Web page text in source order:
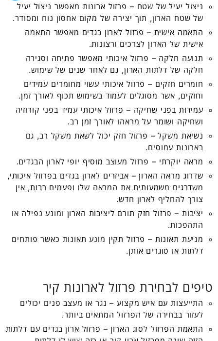
ניצול יעיל של שטח – פרזול ארונות מאפשר ניצול יעיל
של שטח הארון, תוך יצירה של מקום אחסון נוח ומסודר.
התאמה אישית – פרזול לארון בגדים מאפשר התאמה
אישית של הארון לצרכים ורצונות.
תנועה חלקה – פרזול איכותי מאפשר פתיחה וסגירה
חלקה של דלתות הארון, גם לאחר שנים של שימוש.
חומרים חזקים – פרזול איכותי עשוי מחומרים עמידים
וחזקים, אשר מסוגלים לעמוד בשימוש תכוף לאורך זמן.
עמידות בפני שחיקה – פרזול איכותי עמיד בפני קורוזיה
ושחיקה ושומר על מראהו לאורך זמן רב.
נשיאת משקל – פרזול חזק יכול לשאת משקל רב, גם
בארונות עמוסים.
מראה יוקרתי – פרזול מעוצב מוסיף יופי לארון הבגדים.
שדרוג מראה הארון – אביזרים לארון בגדים בפרזול איכותי,
משדרגים משמעותית את המראה שלו ופעמים רבות, אין
צורך להחליף לארון חדש.
יציבות – פרזול חזק תורם ליציבות הארון ומונע נפילה או
התהפכות.
מניעת תאונות – פרזול תקין מונע תאונות כאשר פותחים
דלתות או סוגרים אותן.
טיפים לבחירת פרזול לארונות קיר
התייעצות עם איש מקצוע – נגר או מעצב פנים יכולים
לעזור בבחירה של הפרזול המתאים ביותר.
התאמת הפרזול לסוג הארון – פרזול ארון בגדים עם דלתות